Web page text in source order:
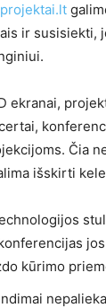
ir susisiekti,
ekranai,
Čia
išskirti
kūrimo